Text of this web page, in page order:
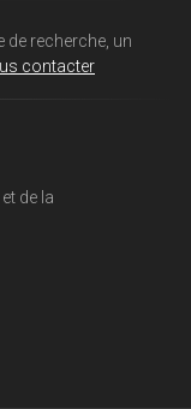
de recherche, un
contacter
de la